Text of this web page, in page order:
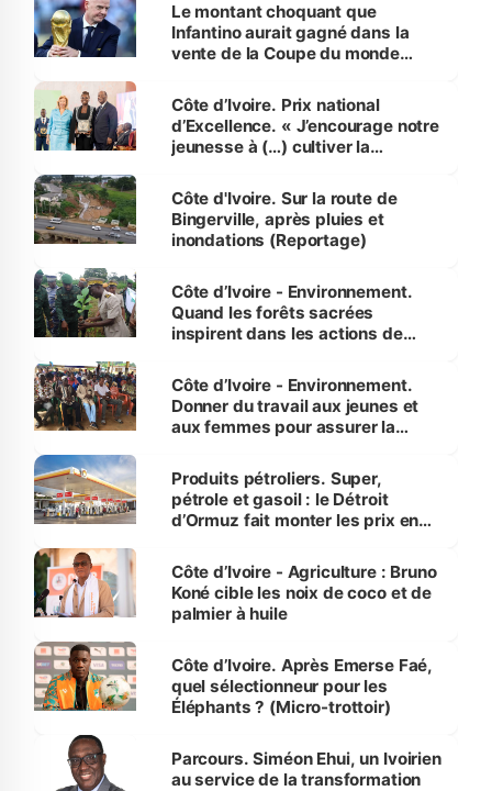
Le montant choquant que
Infantino aurait gagné dans la
vente de la Coupe du monde
Côte d’Ivoire. Prix national
d’Excellence. « J’encourage notre
jeunesse à (…) cultiver la
(Alassane Ouattara
Côte d'Ivoire. Sur la route de
Bingerville, après pluies et
inondations (Reportage)
Côte d’Ivoire - Environnement.
Quand les forêts sacrées
inspirent dans les actions de
Côte d’Ivoire - Environnement.
Donner du travail aux jeunes et
aux femmes pour assurer la
menacées
Produits pétroliers. Super,
pétrole et gasoil : le Détroit
d’Ormuz fait monter les prix en
Côte d’Ivoire - Agriculture : Bruno
Koné cible les noix de coco et de
palmier à huile
Côte d’Ivoire. Après Emerse Faé,
quel sélectionneur pour les
Éléphants ? (Micro-trottoir)
Parcours. Siméon Ehui, un Ivoirien
au service de la transformation